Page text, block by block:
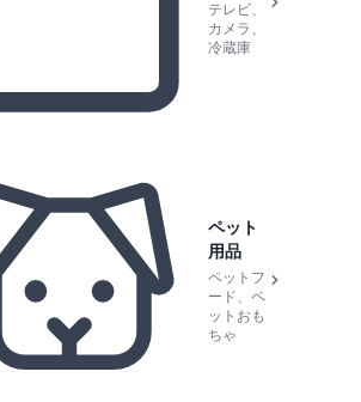
テレビ、
カメラ、
冷蔵庫
ペット
用品
ペットフ
ード、ペ
ットおも
ちゃ